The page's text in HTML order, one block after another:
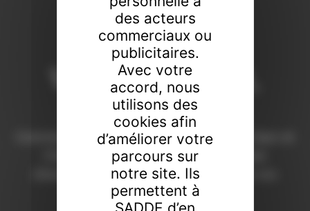
Vendeur de tout,
faiseur de rien
Commissaires-priseurs de père en fils à Dijon et
Chaumont depuis 1908. Une expertise
d’excellence pour révéler la valeur de vos
collections.
des acteurs
commerciaux ou
publicitaires.
Avec votre
accord, nous
utilisons des
cookies afin
d’améliorer votre
parcours sur
notre site. Ils
permettent à